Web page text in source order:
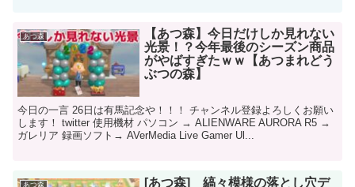
あつ森
【あつ森】今日だけしか見れない
光景！？今年最後のシーズン商品
がやばすぎたｗｗ【あつまれどう
ぶつの森】
今日の一言 26日は有馬記念や！！！ チャンネル登録よろしくお願い
します！ twitter 使用機材 パソコン → ALIENWARE AURORA R5 →
ガレリア 録画ソフト→ AVerMedia Live Gamer Ul...
あつ森
[あつ森] 縞々模様の落とし穴デ